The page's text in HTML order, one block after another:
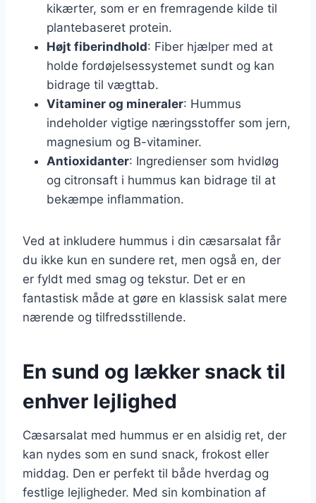
kikærter, som er en fremragende kilde til
plantebaseret protein.
Højt fiberindhold: Fiber hjælper med at
holde fordøjelsessystemet sundt og kan
bidrage til vægttab.
Vitaminer og mineraler: Hummus
indeholder vigtige næringsstoffer som jern,
magnesium og B-vitaminer.
Antioxidanter: Ingredienser som hvidløg
og citronsaft i hummus kan bidrage til at
bekæmpe inflammation.
Ved at inkludere hummus i din cæsarsalat får
du ikke kun en sundere ret, men også en, der
er fyldt med smag og tekstur. Det er en
fantastisk måde at gøre en klassisk salat mere
nærende og tilfredsstillende.
En sund og lækker snack til
enhver lejlighed
Cæsarsalat med hummus er en alsidig ret, der
kan nydes som en sund snack, frokost eller
middag. Den er perfekt til både hverdag og
festlige lejligheder. Med sin kombination af